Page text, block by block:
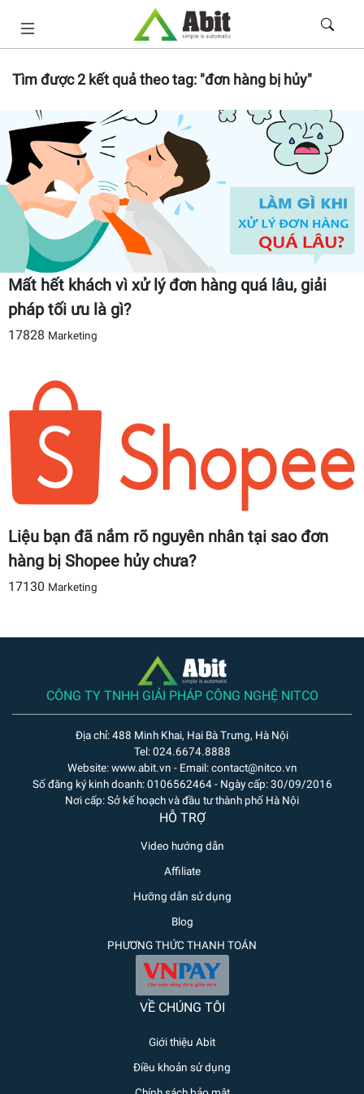
Tìm được2kết quả theo tag: "đơn hàng bị hủy"
Mất hết khách vì xử lý đơn hàng quá lâu, giải
pháp tối ưu là gì?
17828 Marketing
Liệu bạn đã nắm rõ nguyên nhân tại sao đơn
hàng bị Shopee hủy chưa?
17130 Marketing
CÔNG TY TNHH GIẢI PHÁP CÔNG NGHỆ NITCO
Địa chỉ: 488 Minh Khai, Hai Bà Trưng, Hà Nội
Tel: 024.6674.8888
Website: www.abit.vn - Email: contact@nitco.vn
Số đăng ký kinh doanh: 0106562464 - Ngày cấp: 30/09/2016
Nơi cấp: Sở kế hoạch và đầu tư thành phố Hà Nội
HỖ TRỢ
Video hướng dẫn
Affiliate
Hưỡng dẫn sử dụng
Blog
PHƯƠNG THỨC THANH TOÁN
VỀ CHÚNG TÔI
Giới thiệu Abit
Điều khoản sử dụng